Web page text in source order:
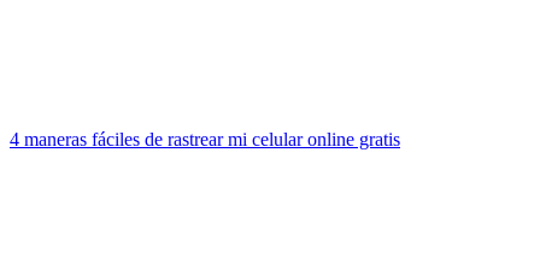
4 maneras fáciles de rastrear mi celular online gratis